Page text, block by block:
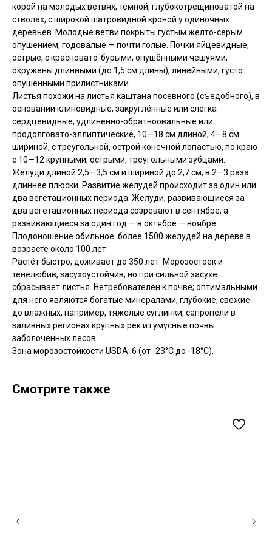
корой на молодых ветвях, тёмной, глубокотрещиноватой на
стволах, с широкой шатровидной кроной у одиночных
деревьев. Молодые ветви покрыты густым жёлто-серым
опушением, годовалые — почти голые. Почки яйцевидные,
острые, с красновато-бурыми, опушёнными чешуями,
окружены длинными (до 1,5 см длины), линейными, густо
опушёнными прилистниками.
Листья похожи на листья каштана посевного (съедобного), в
основании клиновидные, закруглённые или слегка
сердцевидные, удлинённо-обратноовальные или
продолговато-эллиптические, 10—18 см длиной, 4—8 см
шириной, с треугольной, острой конечной лопастью, по краю
с 10—12 крупными, острыми, треугольными зубцами.
Жёлуди длиной 2,5—3,5 см и шириной до 2,7 см, в 2—3 раза
длиннее плюски. Развитие желудей происходит за один или
два вегетационных периода. Жёлуди, развивающиеся за
два вегетационных периода созревают в сентябре, а
развивающиеся за один год — в октябре — ноябре.
Плодоношение обильное: более 1500 желудей на дереве в
возрасте около 100 лет.
Растёт быстро, доживает до 350 лет. Морозостоек и
тенелюбив, засухоустойчив, но при сильной засухе
сбрасывает листья. Нетребователен к почве; оптимальными
для него являются богатые минералами, глубокие, свежие
до влажных, например, тяжелые суглинки, сапропели в
заливных регионах крупных рек и гумусные почвы
заболоченных лесов.
Зона морозостойкости USDA: 6 (от -23°C до -18°C).
Смотрите также